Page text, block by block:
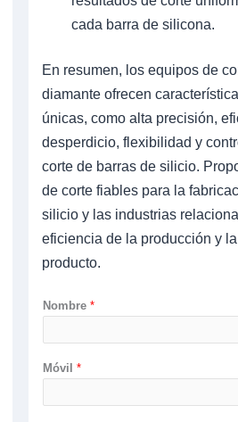
cada barra de silicona.
En resumen, los equipos de
diamante ofrecen
únicas, como alta precisión,
desperdicio, flexibilidad y
corte de barras de silicio.
de corte fiables para la
silicio y las industrias
eficiencia de la producción y
producto.
Nombre *
Móvil *